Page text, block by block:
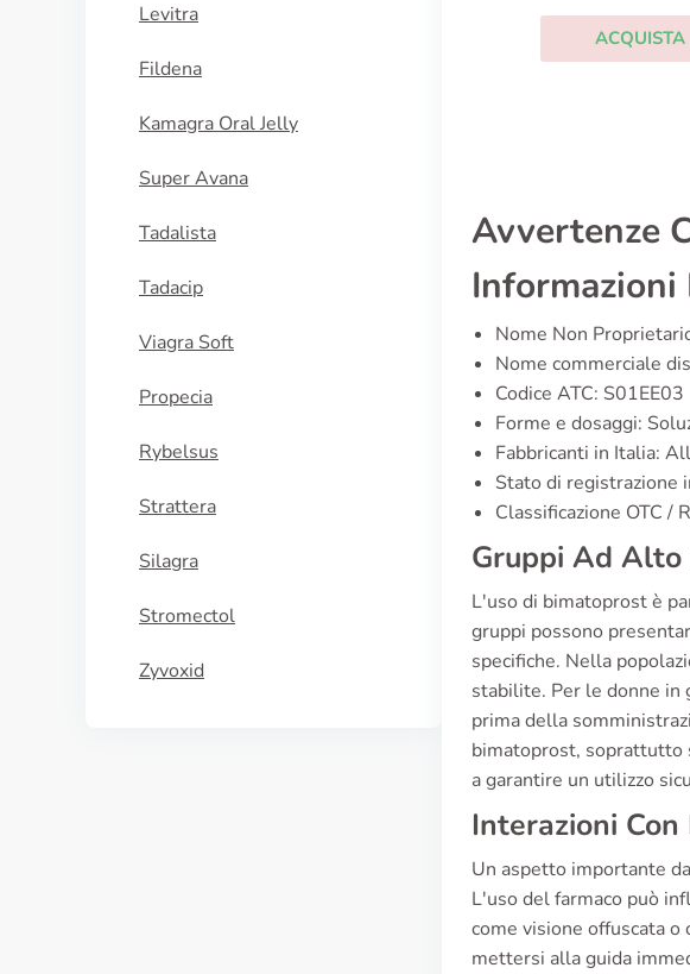
Levitra
Fildena
Kamagra Oral Jelly
Super Avana
Tadalista
Tadacip
Viagra Soft
Propecia
Rybelsus
Strattera
Silagra
Stromectol
Zyvoxid
ACQUISTA
Avvertenze
Nome Non
Nome commerciale
Codice ATC: S01EE03
Forme e dosaggi:
Fabbricanti in Italia:
Stato di registrazione
Classificazione OTC /
Gruppi Ad Alto
L'uso di bimatoprost è
gruppi possono
specifiche. Nella
stabilite. Per le donne in
prima della
bimatoprost, soprattutto
a garantire un utilizzo
Interazioni
Un aspetto importante
L'uso del farmaco può
come visione offuscata
mettersi alla guida